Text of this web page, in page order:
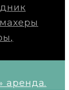
аренда.